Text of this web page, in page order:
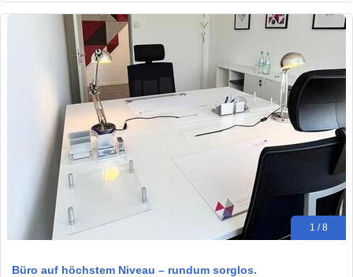
1 / 8
Büro auf höchstem Niveau – rundum sorglos.